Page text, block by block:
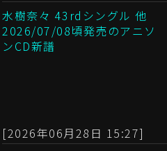
水樹奈々 43rdシングル 他
2026/07/08頃発売のアニソ
ンCD新譜
[2026年06月28日 15:27]